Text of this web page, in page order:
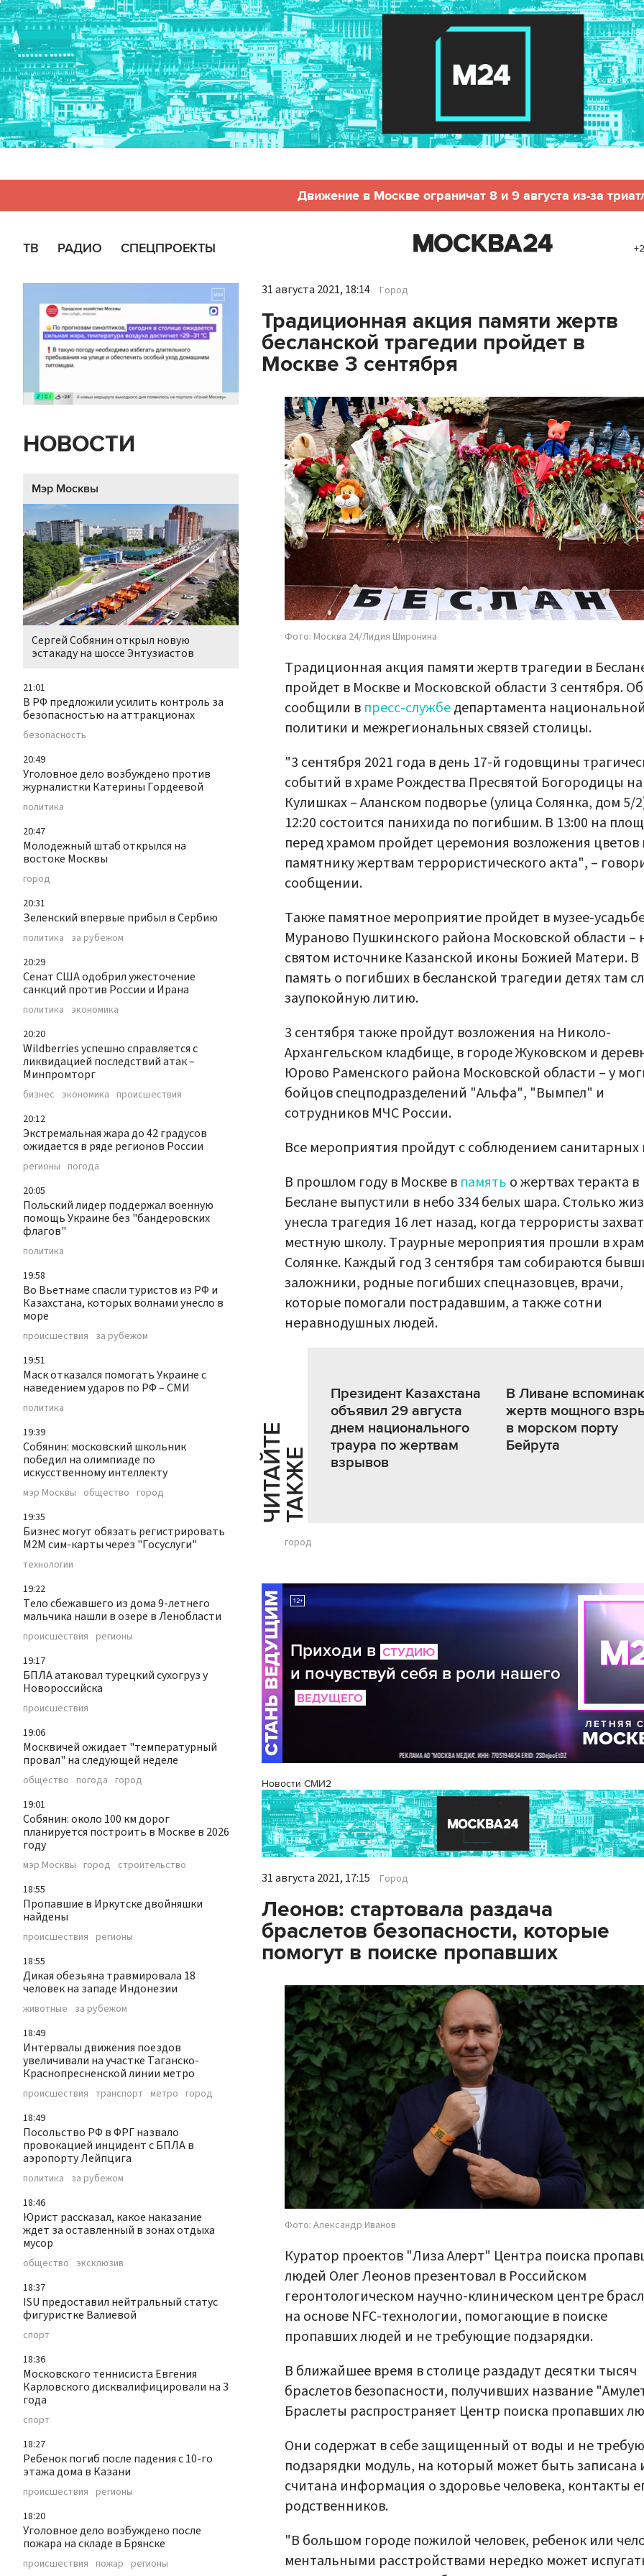
Движение в Москве ограничат 8 и 9 августа из-за
ТВ РАДИО СПЕЦПРОЕКТЫ
НОВОСТИ
Мэр Москвы
Сергей Собянин открыл новую
эстакаду на шоссе Энтузиастов
21:01
В РФ предложили усилить контроль за
безопасностью на аттракционах
безопасность
20:49
Уголовное дело возбуждено против
журналистки Катерины Гордеевой
политика
20:47
Молодежный штаб открылся на
востоке Москвы
город
20:31
Зеленский впервые прибыл в Сербию
политика за рубежом
20:29
Сенат США одобрил ужесточение
санкций против России и Ирана
политика экономика
20:20
Wildberries успешно справляется с
ликвидацией последствий атак –
Минпромторг
бизнес экономика происшествия
20:12
Экстремальная жара до 42 градусов
ожидается в ряде регионов России
регионы погода
20:05
Польский лидер поддержал военную
помощь Украине без "бандеровских
флагов"
политика
19:58
Во Вьетнаме спасли туристов из РФ и
Казахстана, которых волнами унесло в
море
происшествия за рубежом
19:51
Маск отказался помогать Украине с
наведением ударов по РФ – СМИ
политика
19:39
Собянин: московский школьник
победил на олимпиаде по
искусственному интеллекту
мэр Москвы общество город
19:35
Бизнес могут обязать регистрировать
М2М сим-карты через "Госуслуги"
технологии
19:22
Тело сбежавшего из дома 9-летнего
мальчика нашли в озере в Ленобласти
происшествия регионы
19:17
БПЛА атаковал турецкий сухогруз у
Новороссийска
происшествия
19:06
Москвичей ожидает "температурный
провал" на следующей неделе
общество погода город
19:01
Собянин: около 100 км дорог
планируется построить в Москве в 2026
году
мэр Москвы город строительство
18:55
Пропавшие в Иркутске двойняшки
найдены
происшествия регионы
18:55
Дикая обезьяна травмировала 18
человек на западе Индонезии
животные за рубежом
18:49
Интервалы движения поездов
увеличивали на участке Таганско-
Краснопресненской линии метро
происшествия транспорт метро город
18:49
Посольство РФ в ФРГ назвало
провокацией инцидент с БПЛА в
аэропорту Лейпцига
политика за рубежом
18:46
Юрист рассказал, какое наказание
ждет за оставленный в зонах отдыха
мусор
общество эксклюзив
18:37
ISU предоставил нейтральный статус
фигуристке Валиевой
спорт
18:36
Московского теннисиста Евгения
Карловского дисквалифицировали на 3
года
спорт
18:27
Ребенок погиб после падения с 10-го
этажа дома в Казани
происшествия регионы
18:20
Уголовное дело возбуждено после
пожара на складе в Брянске
происшествия пожар регионы
31 августа 2021, 18:14 Город
Традиционная акция памяти жертв
бесланской трагедии пройдет в
Москве 3 сентября
Фото: Москва 24/Лидия Широнина
Традиционная акция памяти жертв трагедии в
пройдет в Москве и Московской области 3 сентября.
сообщили в пресс-службедепартамента национальной
политики и межрегиональных связей столицы.
"3 сентября 2021 года в день 17-й годовщины
событий в храме Рождества Пресвятой Богородицы на
Кулишках – Аланском подворье (улица Солянка, дом 5/
12:20 состоится панихида по погибшим. В 13:00 на
перед храмом пройдет церемония возложения цветов
памятнику жертвам террористического акта", –
сообщении.
Также памятное мероприятие пройдет в музее-
Мураново Пушкинского района Московской области –
святом источнике Казанской иконы Божией Матери. В
память о погибших в бесланской трагедии детях там
заупокойную литию.
3 сентября также пройдут возложения на Николо-
Архангельском кладбище, в городе Жуковском и
Юрово Раменского района Московской области – у
бойцов спецподразделений "Альфа", "Вымпел" и
сотрудников МЧС России.
Все мероприятия пройдут с соблюдением
В прошлом году в Москве в память о жертвах теракта в
Беслане выпустили в небо 334 белых шара. Столько
унесла трагедия 16 лет назад, когда террористы
местную школу. Траурные мероприятия прошли в
Солянке. Каждый год 3 сентября там собираются
заложники, родные погибших спецназовцев, врачи,
которые помогали пострадавшим, а также сотни
неравнодушных людей.
Ч
И
Т
АЙ
Т
Е
Т
А
К
ЖЕ
Президент Казахстана
объявил 29 августа
днем национального
траура по жертвам
взрывов
В Ливане
жертв мощного
в морском порту
Бейрута
город
Новости СМИ2
31 августа 2021, 17:15 Город
Леонов: стартовала раздача
браслетов безопасности, которые
помогут в поиске пропавших
Фото: Александр Иванов
Куратор проектов "Лиза Алерт" Центра поиска
людей Олег Леонов презентовал в Российском
геронтологическом научно-клиническом центре
на основе NFC-технологии, помогающие в поиске
пропавших людей и не требующие подзарядки.
В ближайшее время в столице раздадут десятки тысяч
браслетов безопасности, получивших название
Браслеты распространяет Центр поиска пропавших
Они содержат в себе защищенный от воды и не
подзарядки модуль, на который может быть записана
считана информация о здоровье человека, контакты
родственников.
"В большом городе пожилой человек, ребенок или
ментальными расстройствами нередко может